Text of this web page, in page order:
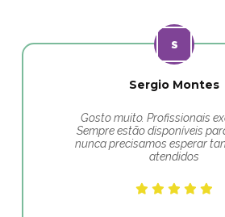
Sergio Montes
Gosto muito. Profissionais
Sempre estão disponíveis
nunca precisamos esperar
atendidos